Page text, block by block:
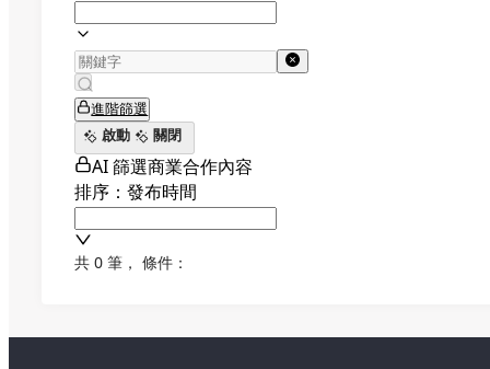
進階篩選
啟動
關閉
AI 篩選商業合作內容
排序：發布時間
共 0 筆 ， 條件：